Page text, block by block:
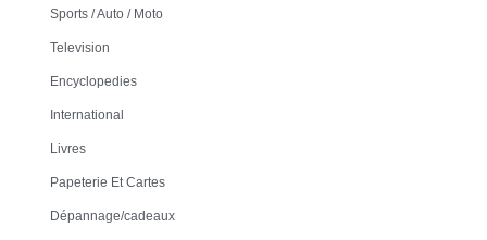
Sports / Auto / Moto
Television
Encyclopedies
International
Livres
Papeterie Et Cartes
Dépannage/cadeaux